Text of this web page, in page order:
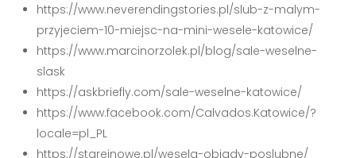
https://www.neverendingstories.pl/slub-z-malym-
przyjeciem-10-miejsc-na-mini-wesele-katowice/
https://www.marcinorzolek.pl/blog/sale-weselne-
slask
https://askbriefly.com/sale-weselne-katowice/
https://www.facebook.com/Calvados.Katowice/?
locale=pl_PL
https://stareinowe.pl/wesela-obiady-poslubne/